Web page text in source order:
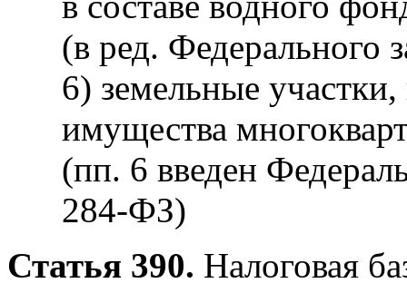
(в ред. Федерального
6) земельные
имущества
(пп. 6 введен
284-ФЗ)
Статья 390. Налоговая